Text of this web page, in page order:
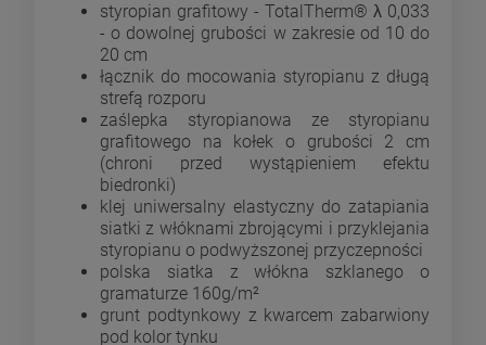
styropian grafitowy - TotalTherm® λ 0,033
- o dowolnej grubości w zakresie od 10 do
20 cm
łącznik do mocowania styropianu z długą
strefą rozporu
zaślepka styropianowa ze styropianu
grafitowego na kołek o grubości 2 cm
(chroni przed wystąpieniem efektu
biedronki)
klej uniwersalny elastyczny do zatapiania
siatki z włóknami zbrojącymi i przyklejania
styropianu o podwyższonej przyczepności
polska siatka z włókna szklanego o
gramaturze 160g/m²
grunt podtynkowy z kwarcem zabarwiony
pod kolor tynku